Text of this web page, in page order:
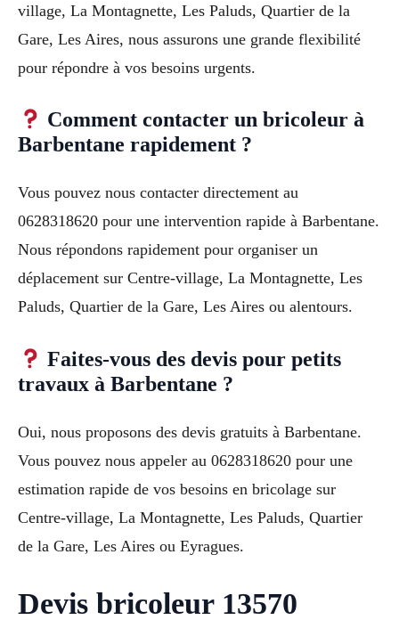
village, La Montagnette, Les Paluds, Quartier de la
Gare, Les Aires, nous assurons une grande flexibilité
pour répondre à vos besoins urgents.
Comment contacter un bricoleur à
Barbentane rapidement ?
Vous pouvez nous contacter directement au
0628318620 pour une intervention rapide à Barbentane.
Nous répondons rapidement pour organiser un
déplacement sur Centre-village, La Montagnette, Les
Paluds, Quartier de la Gare, Les Aires ou alentours.
Faites-vous des devis pour petits
travaux à Barbentane ?
Oui, nous proposons des devis gratuits à Barbentane.
Vous pouvez nous appeler au 0628318620 pour une
estimation rapide de vos besoins en bricolage sur
Centre-village, La Montagnette, Les Paluds, Quartier
de la Gare, Les Aires ou Eyragues.
Devis bricoleur 13570